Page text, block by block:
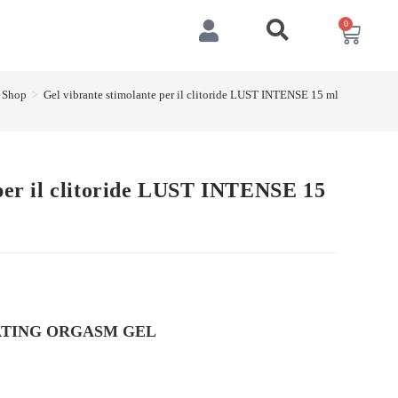
0
Shop > Gel vibrante stimolante per il clitoride LUST INTENSE 15 ml
il clitoride LUST INTENSE 15
ORGASM GEL